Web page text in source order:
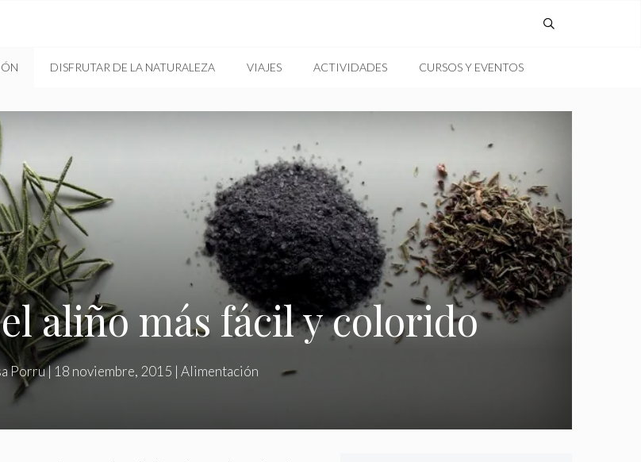
DISFRUTAR DE LA NATURALEZA VIAJES ACTIVIDADES CURSOS Y EVENTOS
aliño más fácil y colorido
Porru| 18 noviembre, 2015 | Alimentación